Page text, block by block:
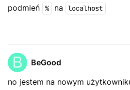
podmień
% na localhost
BeGood
no jestem na nowym